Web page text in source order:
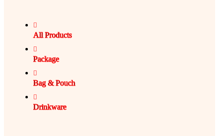
All Products
Package
Bag & Pouch
Drinkware